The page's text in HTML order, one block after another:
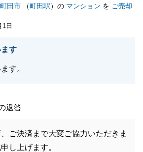
町田市 （町田駅）の マンション を ご売却
1日
す
す。
返答
ご決済まで大変ご協力いただきま
し上げます。